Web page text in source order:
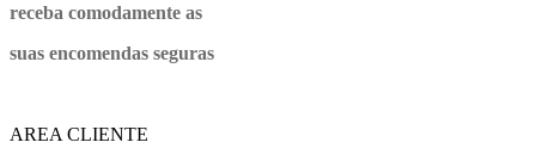
receba comodamente as
suas encomendas seguras
AREA CLIENTE